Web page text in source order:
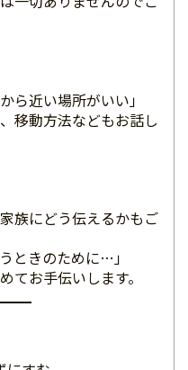
ら近い場所がいい」
移動方法などもお話し
族にどう伝えるかもご
ときのために…」
てお手伝いします。